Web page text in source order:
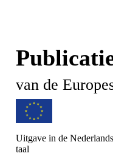
van de
Uitgave in de
taal